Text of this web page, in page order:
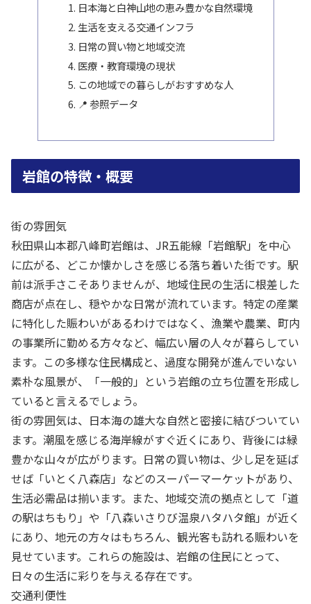
日本海と白神山地の恵み豊かな自然環境
生活を支える交通インフラ
日常の買い物と地域交流
医療・教育環境の現状
この地域での暮らしがおすすめな人
📍 参照データ
岩館の特徴・概要
街の雰囲気
秋田県山本郡八峰町岩館は、JR五能線「岩館駅」を中心
に広がる、どこか懐かしさを感じる落ち着いた街です。駅
前は派手さこそありませんが、地域住民の生活に根差した
商店が点在し、穏やかな日常が流れています。特定の産業
に特化した賑わいがあるわけではなく、漁業や農業、町内
の事業所に勤める方々など、幅広い層の人々が暮らしてい
ます。この多様な住民構成と、過度な開発が進んでいない
素朴な風景が、「一般的」という岩館の立ち位置を形成し
ていると言えるでしょう。
街の雰囲気は、日本海の雄大な自然と密接に結びついてい
ます。潮風を感じる海岸線がすぐ近くにあり、背後には緑
豊かな山々が広がります。日常の買い物は、少し足を延ば
せば「いとく八森店」などのスーパーマーケットがあり、
生活必需品は揃います。また、地域交流の拠点として「道
の駅はちもり」や「八森いさりび温泉ハタハタ館」が近く
にあり、地元の方々はもちろん、観光客も訪れる賑わいを
見せています。これらの施設は、岩館の住民にとって、
日々の生活に彩りを与える存在です。
交通利便性